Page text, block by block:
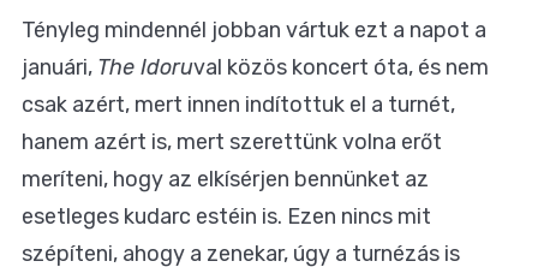
Tényleg mindennél jobban vártuk ezt a napot a
januári, The Idoruval közös koncert óta, és nem
csak azért, mert innen indítottuk el a turnét,
hanem azért is, mert szerettünk volna erőt
meríteni, hogy az elkísérjen bennünket az
esetleges kudarc estéin is. Ezen nincs mit
szépíteni, ahogy a zenekar, úgy a turnézás is